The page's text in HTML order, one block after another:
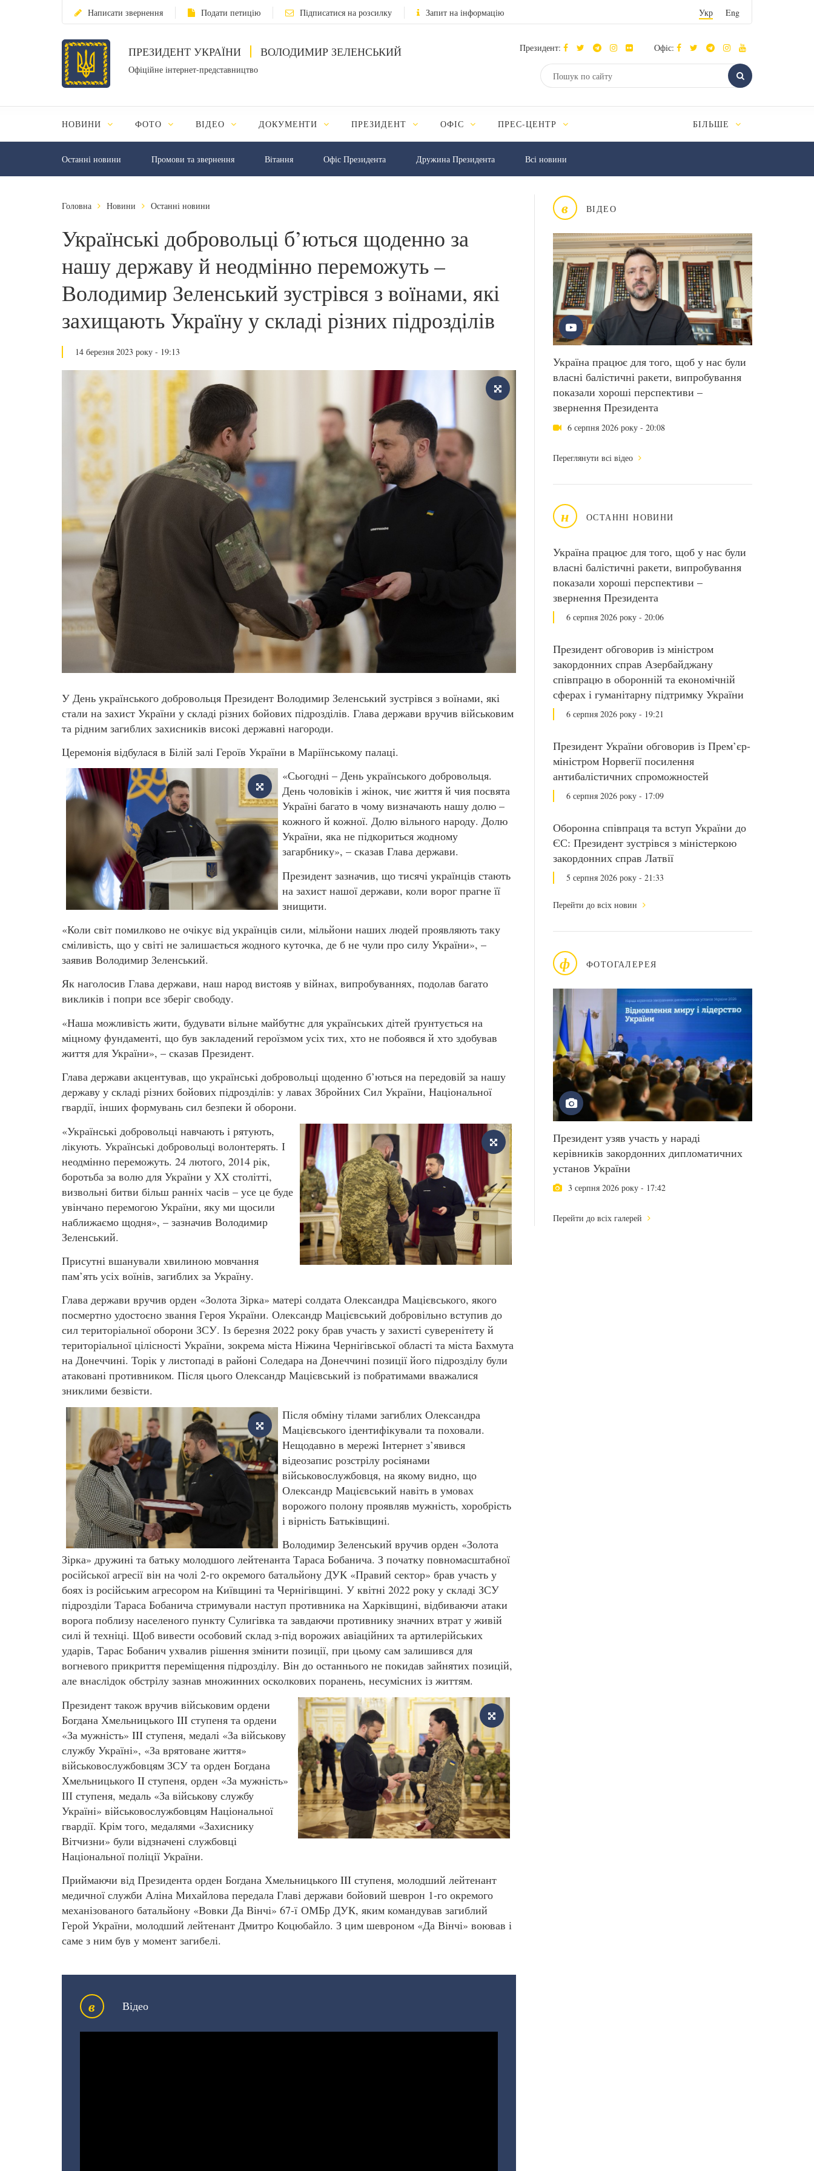
Написати звернення Подати петицію Підписатися на розсилку Запит на інформацію Укр Eng
ПРЕЗИДЕНТ УКРАЇНИ ВОЛОДИМИР ЗЕЛЕНСЬКИЙ
Офіційне інтернет-представництво
Президент: Офіс:
НОВИНИ ФОТО ВІДЕО ДОКУМЕНТИ ПРЕЗИДЕНТ ОФІС ПРЕС-ЦЕНТР БІЛЬШЕ
Останні новини Промови та звернення Вiтання Офіс Президента Дружина Президента Всі новини
в ВІДЕО
Україна працює для того, щоб у нас були
власні балістичні ракети, випробування
показали хороші перспективи –
звернення Президента
6 серпня 2026 року - 20:08
Переглянути всі відео
н ОСТАННІ НОВИНИ
Україна працює для того, щоб у нас були
власні балістичні ракети, випробування
показали хороші перспективи –
звернення Президента
6 серпня 2026 року - 20:06
Президент обговорив із міністром
закордонних справ Азербайджану
співпрацю в оборонній та економічній
сферах і гуманітарну підтримку України
6 серпня 2026 року - 19:21
Президент України обговорив із Прем’єр-
міністром Норвегії посилення
антибалістичних спроможностей
6 серпня 2026 року - 17:09
Оборонна співпраця та вступ України до
ЄС: Президент зустрівся з міністеркою
закордонних справ Латвії
5 серпня 2026 року - 21:33
Перейти до всіх новин
ф ФОТОГАЛЕРЕЯ
Президент узяв участь у нараді
керівників закордонних дипломатичних
установ України
3 серпня 2026 року - 17:42
Перейти до всіх галерей
Головна Новини Останні новини
Українські добровольці б’ються щоденно за
нашу державу й неодмінно переможуть –
Володимир Зеленський зустрівся з воїнами, які
захищають Україну у складі різних підрозділів
14 березня 2023 року - 19:13
У День українського добровольця Президент Володимир Зеленський зустрівся з воїнами, які
стали на захист України у складі різних бойових підрозділів. Глава держави вручив військовим
та рідним загиблих захисників високі державні нагороди.
Церемонія відбулася в Білій залі Героїв України в Маріїнському палаці.
«Сьогодні – День українського добровольця.
День чоловіків і жінок, чиє життя й чия посвята
Україні багато в чому визначають нашу долю –
кожного й кожної. Долю вільного народу. Долю
України, яка не підкориться жодному
загарбнику», – сказав Глава держави.
Президент зазначив, що тисячі українців стають
на захист нашої держави, коли ворог прагне її
знищити.
«Коли світ помилково не очікує від українців сили, мільйони наших людей проявляють таку
сміливість, що у світі не залишається жодного куточка, де б не чули про силу України», –
заявив Володимир Зеленський.
Як наголосив Глава держави, наш народ вистояв у війнах, випробуваннях, подолав багато
викликів і попри все зберіг свободу.
«Наша можливість жити, будувати вільне майбутнє для українських дітей ґрунтується на
міцному фундаменті, що був закладений героїзмом усіх тих, хто не побоявся й хто здобував
життя для України», – сказав Президент.
Глава держави акцентував, що українські добровольці щоденно б’ються на передовій за нашу
державу у складі різних бойових підрозділів: у лавах Збройних Сил України, Національної
гвардії, інших формувань сил безпеки й оборони.
«Українські добровольці навчають і рятують,
лікують. Українські добровольці волонтерять. І
неодмінно переможуть. 24 лютого, 2014 рік,
боротьба за волю для України у ХХ столітті,
визвольні битви більш ранніх часів – усе це буде
увінчано перемогою України, яку ми щосили
наближаємо щодня», – зазначив Володимир
Зеленський.
Присутні вшанували хвилиною мовчання
пам’ять усіх воїнів, загиблих за Україну.
Глава держави вручив орден «Золота Зірка» матері солдата Олександра Мацієвського, якого
посмертно удостоєно звання Героя України. Олександр Мацієвський добровільно вступив до
сил територіальної оборони ЗСУ. Із березня 2022 року брав участь у захисті суверенітету й
територіальної цілісності України, зокрема міста Ніжина Чернігівської області та міста Бахмута
на Донеччині. Торік у листопаді в районі Соледара на Донеччині позиції його підрозділу були
атаковані противником. Після цього Олександр Мацієвський із побратимами вважалися
зниклими безвісти.
Після обміну тілами загиблих Олександра
Мацієвського ідентифікували та поховали.
Нещодавно в мережі Інтернет з’явився
відеозапис розстрілу росіянами
військовослужбовця, на якому видно, що
Олександр Мацієвський навіть в умовах
ворожого полону проявляв мужність, хоробрість
і вірність Батьківщині.
Володимир Зеленський вручив орден «Золота
Зірка» дружині та батьку молодшого лейтенанта Тараса Бобанича. З початку повномасштабної
російської агресії він на чолі 2-го окремого батальйону ДУК «Правий сектор» брав участь у
боях із російським агресором на Київщині та Чернігівщині. У квітні 2022 року у складі ЗСУ
підрозділи Тараса Бобанича стримували наступ противника на Харківщині, відбиваючи атаки
ворога поблизу населеного пункту Сулигівка та завдаючи противнику значних втрат у живій
силі й техніці. Щоб вивести особовий склад з-під ворожих авіаційних та артилерійських
ударів, Тарас Бобанич ухвалив рішення змінити позиції, при цьому сам залишився для
вогневого прикриття переміщення підрозділу. Він до останнього не покидав зайнятих позицій,
але внаслідок обстрілу зазнав множинних осколкових поранень, несумісних із життям.
Президент також вручив військовим ордени
Богдана Хмельницького III ступеня та ордени
«За мужність» III ступеня, медалі «За військову
службу Україні», «За врятоване життя»
військовослужбовцям ЗСУ та орден Богдана
Хмельницького II ступеня, орден «За мужність»
ІІІ ступеня, медаль «За військову службу
Україні» військовослужбовцям Національної
гвардії. Крім того, медалями «Захиснику
Вітчизни» були відзначені службовці
Національної поліції України.
Приймаючи від Президента орден Богдана Хмельницького III ступеня, молодший лейтенант
медичної служби Аліна Михайлова передала Главі держави бойовий шеврон 1-го окремого
механізованого батальйону «Вовки Да Вінчі» 67-ї ОМБр ДУК, яким командував загиблий
Герой України, молодший лейтенант Дмитро Коцюбайло. З цим шевроном «Да Вінчі» воював і
саме з ним був у момент загибелі.
в Відео